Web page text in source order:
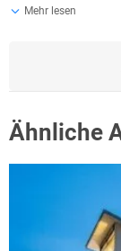
Mehr lesen
Ähnliche